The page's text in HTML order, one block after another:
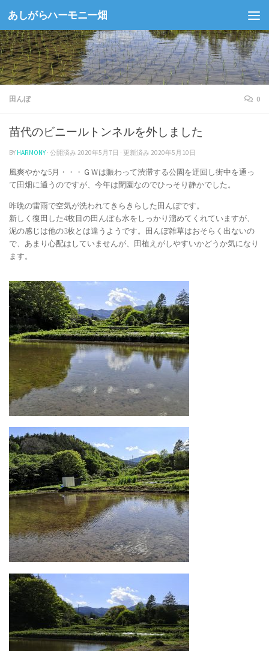
コンテンツへスキップ
あしがらハーモニー畑
田んぼ 0
苗代のビニールトンネルを外しました
BY HARMONY · 公開済み 2020年5月7日 · 更新済み 2020年5月10日
風爽やかな5月・・・ＧＷは賑わって渋滞する公園を迂回し街中を通っ
て田畑に通うのですが、今年は閉園なのでひっそり静かでした。
昨晩の雷雨で空気が洗われてきらきらした田んぼです。
新しく復田した4枚目の田んぼも水をしっかり溜めてくれていますが、
泥の感じは他の3枚とは違うようです。田んぼ雑草はおそらく出ないの
で、あまり心配はしていませんが、田植えがしやすいかどうか気になり
ます。